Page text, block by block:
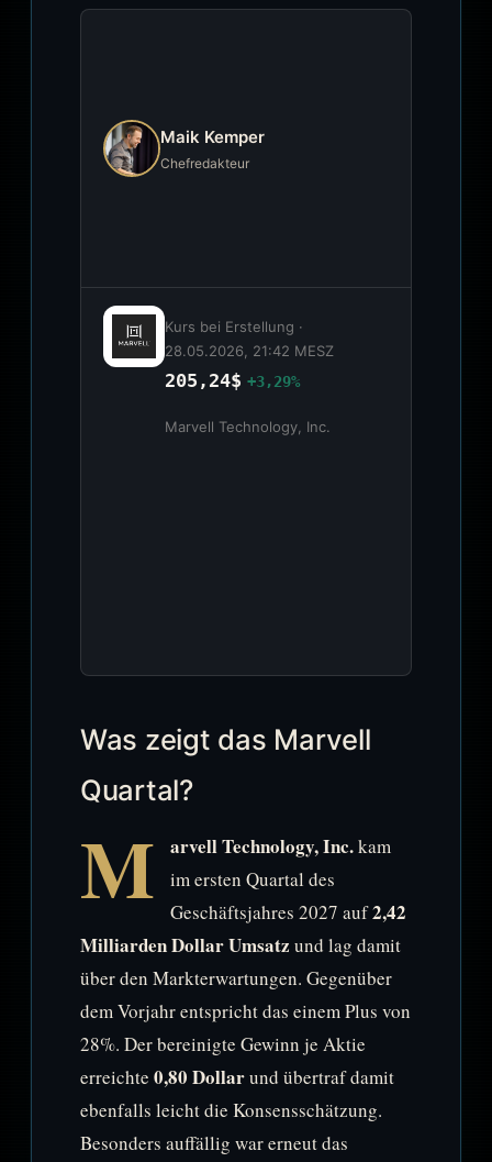
Maik Kemper
Chefredakteur
Kurs bei Erstellung ·
28.05.2026, 21:42 MESZ
205,24$ +3,29%
Marvell Technology, Inc.
Was zeigt das Marvell
Quartal?
M arvell Technology, Inc.kam
im ersten Quartal des
Geschäftsjahres 2027 auf2,42
Milliarden Dollar Umsatz und lag damit
über den Markterwartungen. Gegenüber
dem Vorjahr entspricht das einem Plus von
28%. Der bereinigte Gewinn je Aktie
erreichte 0,80 Dollarund übertraf damit
ebenfalls leicht die Konsensschätzung.
Besonders auffällig war erneut das